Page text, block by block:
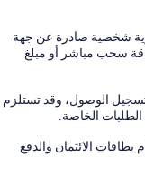
شخصية صادرة عن جهة
سحب مباشر أو مبلغ
الوصول، وقد تستلزم
الخاصة.
بطاقات الائتمان والدفع